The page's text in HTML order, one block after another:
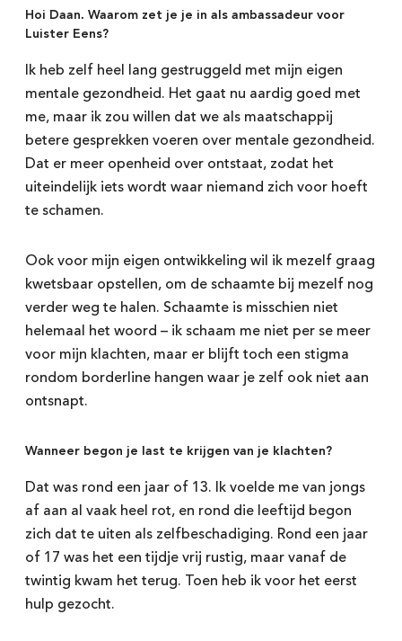
Hoi Daan. Waarom zet je je in als ambassadeur voor
Luister Eens?
Ik heb zelf heel lang gestruggeld met mijn eigen
mentale gezondheid. Het gaat nu aardig goed met
me, maar ik zou willen dat we als maatschappij
betere gesprekken voeren over mentale gezondheid.
Dat er meer openheid over ontstaat, zodat het
uiteindelijk iets wordt waar niemand zich voor hoeft
te schamen.
Ook voor mijn eigen ontwikkeling wil ik mezelf graag
kwetsbaar opstellen, om de schaamte bij mezelf nog
verder weg te halen. Schaamte is misschien niet
helemaal het woord – ik schaam me niet per se meer
voor mijn klachten, maar er blijft toch een stigma
rondom borderline hangen waar je zelf ook niet aan
ontsnapt.
Wanneer begon je last te krijgen van je klachten?
Dat was rond een jaar of 13. Ik voelde me van jongs
af aan al vaak heel rot, en rond die leeftijd begon
zich dat te uiten als zelfbeschadiging. Rond een jaar
of 17 was het een tijdje vrij rustig, maar vanaf de
twintig kwam het terug. Toen heb ik voor het eerst
hulp gezocht.